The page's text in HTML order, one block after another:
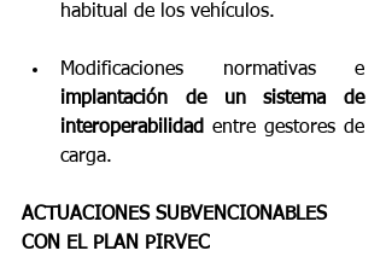
habitual de los vehículos.
implantación de un sistema de
interoperabilidad entre gestores de
carga.
ACTUACIONES SUBVENCIONABLES
CON EL PLAN PIRVEC